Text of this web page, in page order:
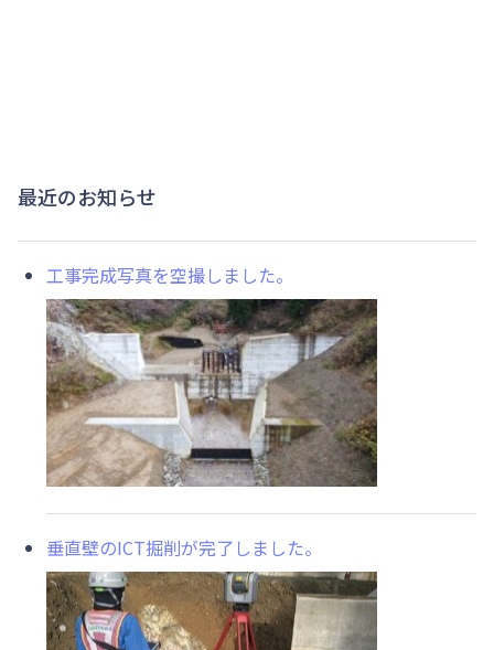
最近のお知らせ
工事完成写真を空撮しました。
垂直壁のICT掘削が完了しました。